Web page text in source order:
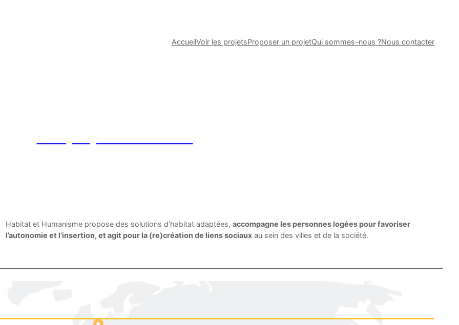
AccueilVoir les projetsProposer un projetQui sommes-nous ?Nous contacter
Habitat et Humanisme propose des solutions d’habitat adaptées, accompagne les personnes logées pour favoriser
l’autonomie et l’insertion, et agit pour la (re)création de liens sociauxau sein des villes et de la société.